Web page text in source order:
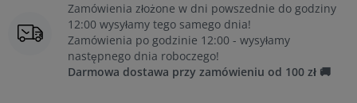
Zamówienia złożone w dni powszednie do godziny
12:00 wysyłamy tego samego dnia!
Zamówienia po godzinie 12:00 - wysyłamy
następnego dnia roboczego!
Darmowa dostawa przy zamówieniu od 100 zł 🚚